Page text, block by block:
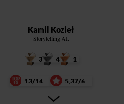
Kamil Kozieł
Storytelling AI.
3 4 1
13/14 5,37/6